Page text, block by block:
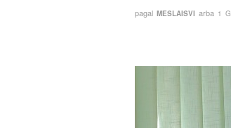
pagal MESLAISVI arba 1